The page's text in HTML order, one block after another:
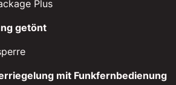
Plus
getönt
mit Funkfernbedienung